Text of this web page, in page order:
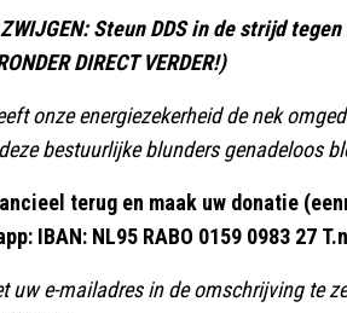
ZWIJGEN: Steun DDS in de strijd
DIRECT VERDER!)
onze energiezekerheid de nek
bestuurlijke blunders genadeloos
terug en maak uw donatie
IBAN: NL95 RABO 0159 0983 27
uw e-mailadres in de omschrijving te